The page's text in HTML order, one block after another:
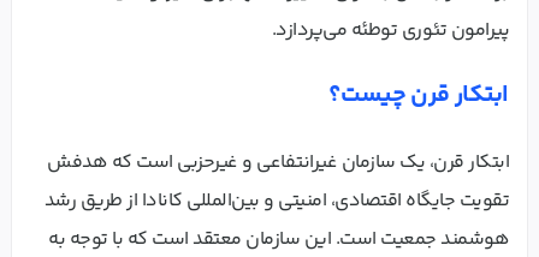
پیرامون تئوری توطئه می‌پردازد.
ابتکار قرن چیست؟
ابتکار قرن، یک سازمان غیرانتفاعی و غیرحزبی است که هدفش
تقویت جایگاه اقتصادی، امنیتی و بین‌المللی کانادا از طریق رشد
هوشمند جمعیت است. این سازمان معتقد است که با توجه به